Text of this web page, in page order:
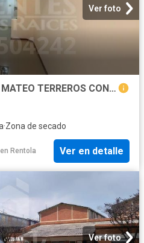
Ver foto
SE ARRIENDA CASA SAN MATEO TERREROS CONJUNTO PORTAL DE SAN IGNACIO
·Zona de secado
en Rentola Ver en detalle
Ver foto